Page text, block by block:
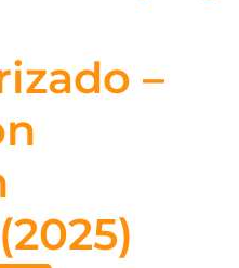
–